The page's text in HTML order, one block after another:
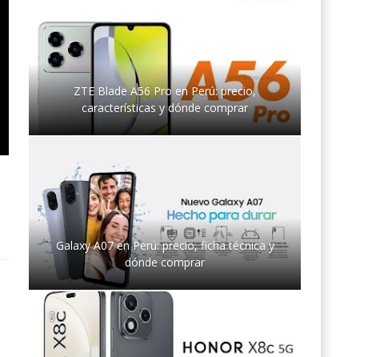
ZTE Blade A56 Pro en Perú: precio,
características y dónde comprar
Galaxy A07 en Perú: precio, ficha técnica y
dónde comprar